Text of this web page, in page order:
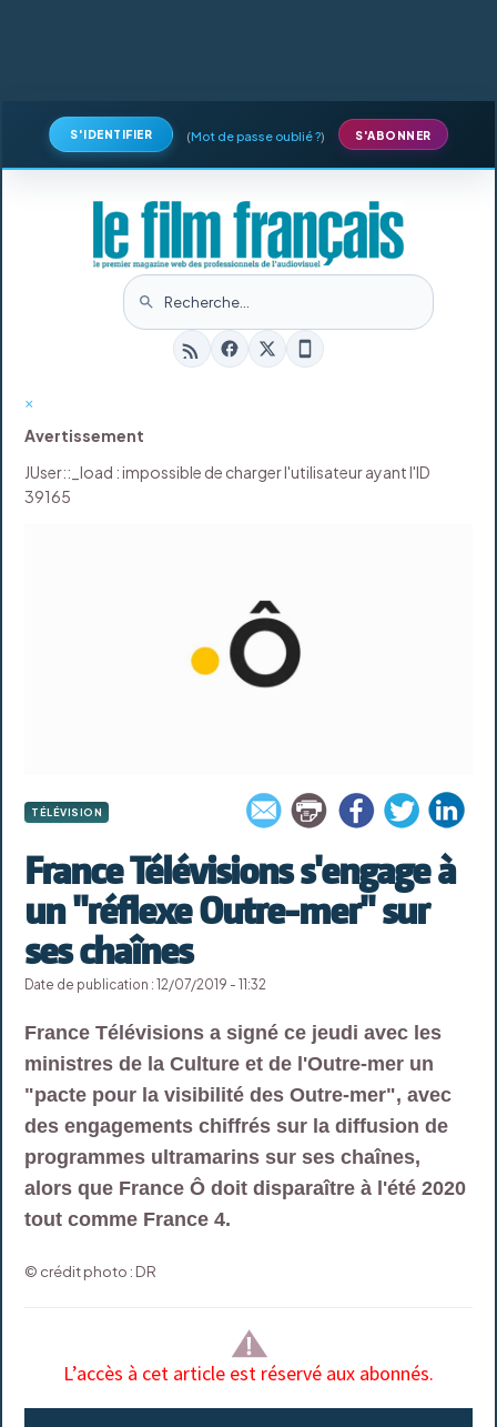
S'IDENTIFIER (Mot de passe oublié ?) S'ABONNER
×
Avertissement
JUser::_load : impossible de charger l'utilisateur ayant l'ID
39165
TÉLÉVISION
France Télévisions s'engage à
un "réflexe Outre-mer" sur
ses chaînes
Date de publication : 12/07/2019 - 11:32
France Télévisions a signé ce jeudi avec les
ministres de la Culture et de l'Outre-mer un
"pacte pour la visibilité des Outre-mer", avec
des engagements chiffrés sur la diffusion de
programmes ultramarins sur ses chaînes,
alors que France Ô doit disparaître à l'été 2020
tout comme France 4.
© crédit photo : DR
L’accès à cet article est réservé aux abonnés.